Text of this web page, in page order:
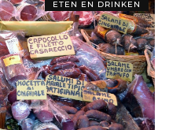
ETEN EN DRINKEN